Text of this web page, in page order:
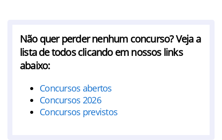
Não quer perder nenhum concurso? Veja a
lista de todos clicando em nossos links
abaixo:
Concursos abertos
Concursos 2026
Concursos previstos